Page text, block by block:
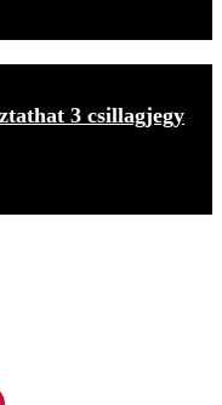
3 csillagjegy